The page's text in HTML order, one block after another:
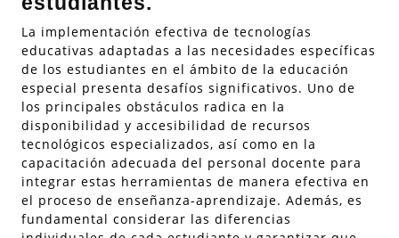
La implementación efectiva de tecnologías
educativas adaptadas a las necesidades específicas
de los estudiantes en el ámbito de la educación
especial presenta desafíos significativos. Uno de
los principales obstáculos radica en la
disponibilidad y accesibilidad de recursos
tecnológicos especializados, así como en la
capacitación adecuada del personal docente para
integrar estas herramientas de manera efectiva en
el proceso de enseñanza-aprendizaje. Además, es
fundamental considerar las diferencias